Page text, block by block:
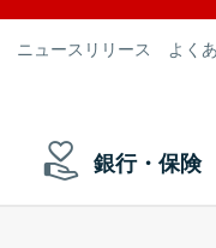
ニュースリリース よく
銀行・保険